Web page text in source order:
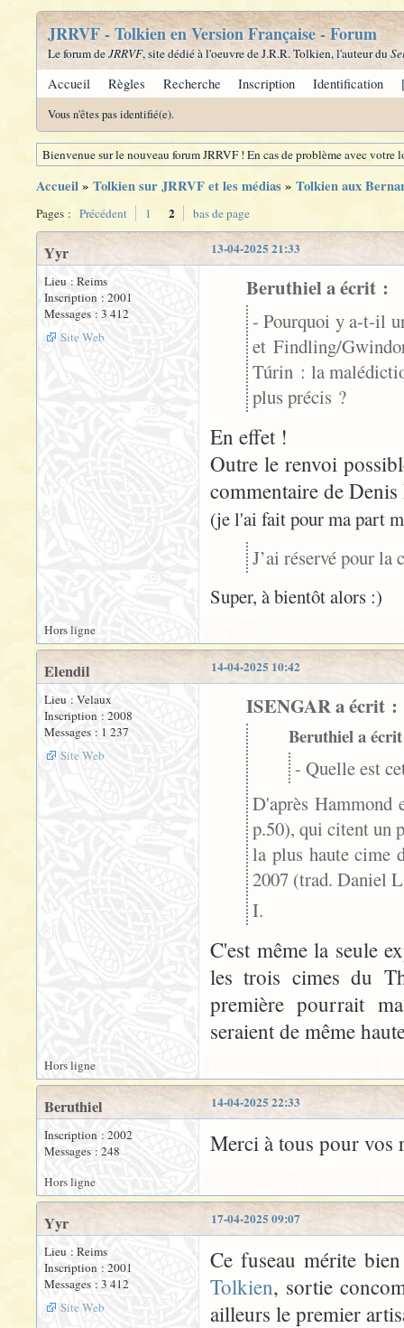
JRRVF - Tolkien en Version Française - Forum
Le forum deJRRVF, site dédié à l'oeuvre de J.R.R. Tolkien, l'auteur du
Accueil Règles Recherche Inscription Identification
Vous n'êtes pas identifié(e).
Bienvenue sur le nouveau forum JRRVF ! En cas de problème avec
Accueil» Tolkien sur JRRVF et les médias» Tolkien aux
Pages : Précédent 1 2 bas de page
13-04-2025 21:33
Yyr
Lieu : Reims
Inscription : 2001
Messages : 3 412
Site Web
Beruthiel a écrit :
- Pourquoi y a-t-il
et Findling/
Túrin : la
plus précis ?
En effet !
Outre le renvoi
commentaire de
(je l'ai fait pour ma part
J’ai réservé pour la
Super, à bientôt alors :)
Hors ligne
14-04-2025 10:42
Elendil
Lieu : Velaux
Inscription : 2008
Messages : 1 237
Site Web
ISENGAR a écrit :
Beruthiel a
- Quelle est
D'après
p.50), qui citent un
la plus haute cime
2007 (trad. Daniel
I.
C'est même la seule
les trois cimes du
première pourrait
seraient de même
Hors ligne
14-04-2025 22:33
Beruthiel
Inscription : 2002
Messages : 248
Merci à tous pour vos
Hors ligne
17-04-2025 09:07
Yyr
Lieu : Reims
Inscription : 2001
Messages : 3 412
Site Web
Ce fuseau mérite
Tolkien, sortie
ailleurs le premier